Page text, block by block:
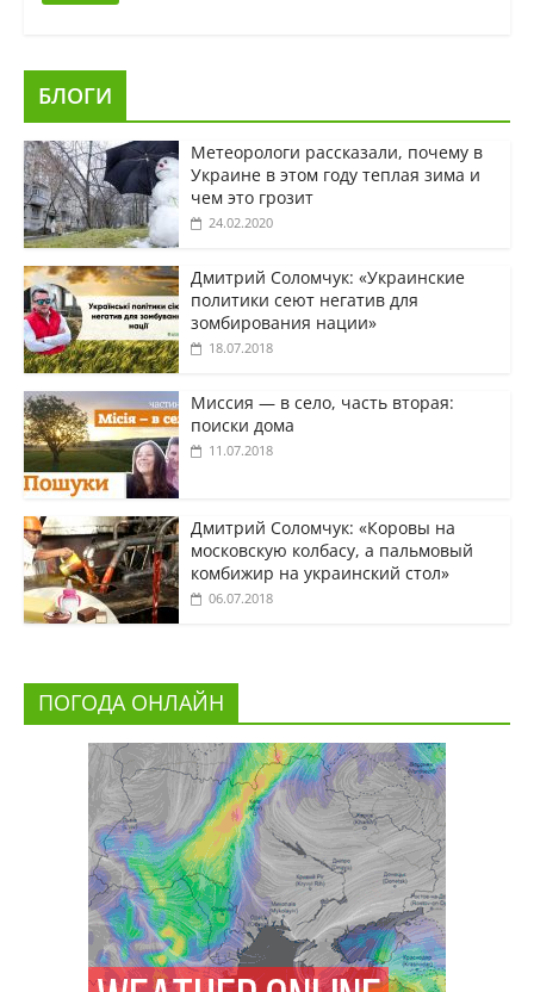
БЛОГИ
Метеорологи рассказали, почему в
Украине в этом году теплая зима и
чем это грозит
24.02.2020
Дмитрий Соломчук: «Украинские
политики сеют негатив для
зомбирования нации»
18.07.2018
Миссия — в село, часть вторая:
поиски дома
11.07.2018
Дмитрий Соломчук: «Коровы на
московскую колбасу, а пальмовый
комбижир на украинский стол»
06.07.2018
ПОГОДА ОНЛАЙН